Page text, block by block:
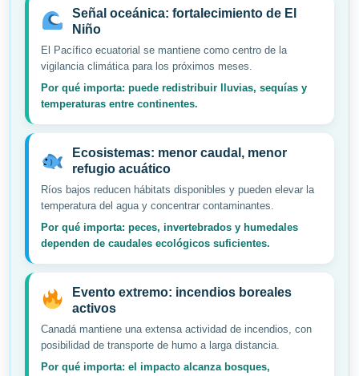
Señal oceánica: fortalecimiento de El
Niño
El Pacífico ecuatorial se mantiene como centro de la
vigilancia climática para los próximos meses.
Por qué importa: puede redistribuir lluvias, sequías y
temperaturas entre continentes.
Ecosistemas: menor caudal, menor
refugio acuático
Ríos bajos reducen hábitats disponibles y pueden elevar la
temperatura del agua y concentrar contaminantes.
Por qué importa: peces, invertebrados y humedales
dependen de caudales ecológicos suficientes.
Evento extremo: incendios boreales
activos
Canadá mantiene una extensa actividad de incendios, con
posibilidad de transporte de humo a larga distancia.
Por qué importa: el impacto alcanza bosques,